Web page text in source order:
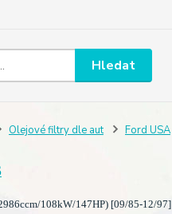
Hledat
Olejové filtry dle aut Ford USA
108kW/147HP) [09/85-12/97]